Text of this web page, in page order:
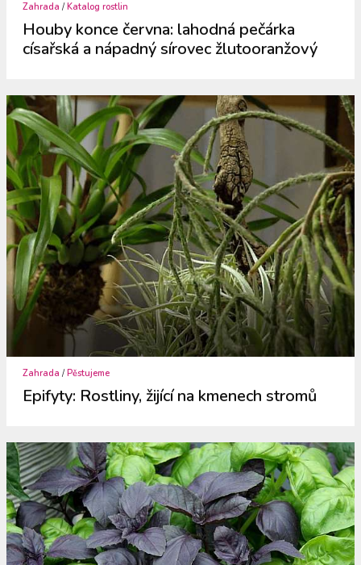
Zahrada /Katalog rostlin
Houby konce června: lahodná pečárka
císařská a nápadný sírovec žlutooranžový
Zahrada / Pěstujeme
Epifyty: Rostliny, žijící na kmenech stromů